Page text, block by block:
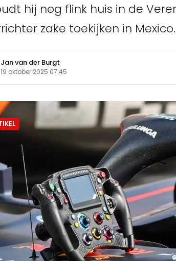
hij nog flink huis in de
zake toekijken in
Jan van der Burgt
19 oktober 2025 07:45